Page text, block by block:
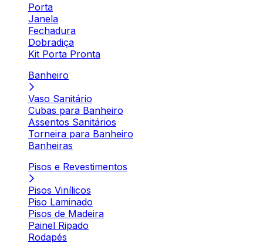
Porta
Janela
Fechadura
Dobradiça
Kit Porta Pronta
Banheiro
Vaso Sanitário
Cubas para Banheiro
Assentos Sanitários
Torneira para Banheiro
Banheiras
Pisos e Revestimentos
Pisos Vinílicos
Piso Laminado
Pisos de Madeira
Painel Ripado
Rodapés